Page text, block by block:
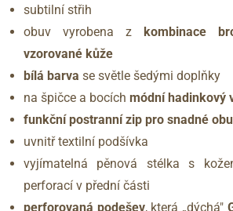
subtilní střih
obuv vyrobena z kombinace
vzorované kůže
bílá barva se světle šedými doplňky
na špičce a bocích módní hadinkový
funkční postranní zip pro snadné
uvnitř textilní podšívka
vyjímatelná pěnová stélka s
perforací v přední části
perforovaná podešev, která „dýchá"